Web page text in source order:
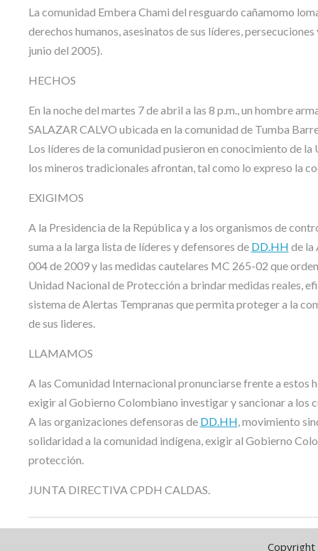
La comunidad Embera Chami del resguardo cañamomo
derechos humanos, asesinatos de sus líderes,
junio del 2005).
HECHOS
En la noche del martes 7 de abril a las 8 p.m., un hombre
SALAZAR CALVO ubicada en la comunidad de Tumba
Los líderes de la comunidad pusieron en conocimiento de
los mineros tradicionales afrontan, tal como lo expreso la
EXIGIMOS
A la Presidencia de la República y a los organismos de
suma a la larga lista de líderes y defensores de DD.HH de la
004 de 2009 y las medidas cautelares MC 265-02 que
Unidad Nacional de Protección a brindar medidas reales,
sistema de Alertas Tempranas que permita proteger a la
de sus lideres.
LLAMAMOS
A las Comunidad Internacional pronunciarse frente a estos
exigir al Gobierno Colombiano investigar y sancionar a los
A las organizaciones defensoras de DD.HH , movimiento
solidaridad a la comunidad indígena, exigir al Gobierno
protección.
JUNTA DIRECTIVA CPDH CALDAS.
Copyright